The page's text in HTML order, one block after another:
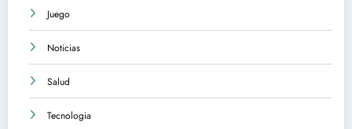
Juego
Noticias
Salud
Tecnologia